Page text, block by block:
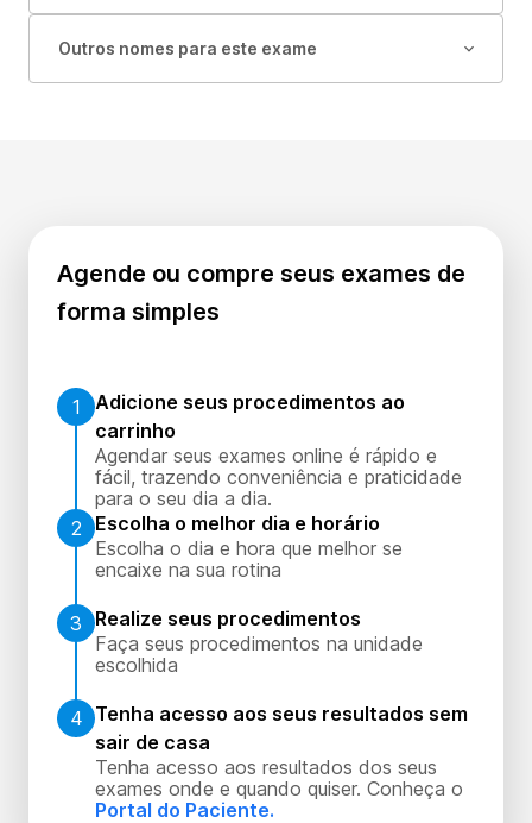
Outros nomes para este exame
Agende ou compre seus exames de
forma simples
1
Adicione seus procedimentos ao
carrinho
Agendar seus exames online é rápido e
fácil, trazendo conveniência e praticidade
para o seu dia a dia.
2
Escolha o melhor dia e horário
Escolha o dia e hora que melhor se
encaixe na sua rotina
3
Realize seus procedimentos
Faça seus procedimentos na unidade
escolhida
4 Tenha acesso aos seus resultados sem
sair de casa
Tenha acesso aos resultados dos seus
exames onde e quando quiser. Conheça o
Portal do Paciente.